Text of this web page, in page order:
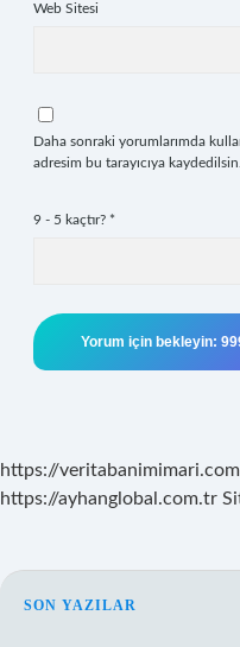
Web Sitesi
Daha sonraki yorumlarımda
adresim bu tarayıcıya kaydedilsin.
9 - 5 kaçtır? *
https://veritabanimimari.com
https://ayhanglobal.com.tr
SIDEBAR
SON YAZILAR